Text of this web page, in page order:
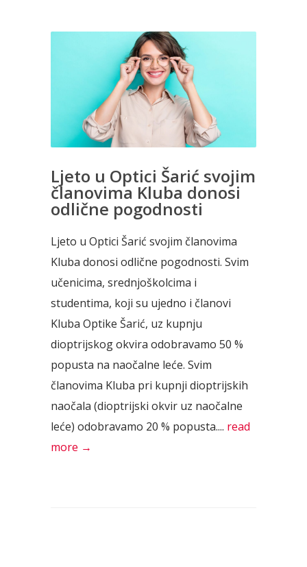
Ljeto u Optici Šarić svojim
članovima Kluba donosi
odlične pogodnosti
Ljeto u Optici Šarić svojim članovima
Kluba donosi odlične pogodnosti. Svim
učenicima, srednjoškolcima i
studentima, koji su ujedno i članovi
Kluba Optike Šarić, uz kupnju
dioptrijskog okvira odobravamo 50 %
popusta na naočalne leće. Svim
članovima Kluba pri kupnji dioptrijskih
naočala (dioptrijski okvir uz naočalne
leće) odobravamo 20 % popusta.... read
more →